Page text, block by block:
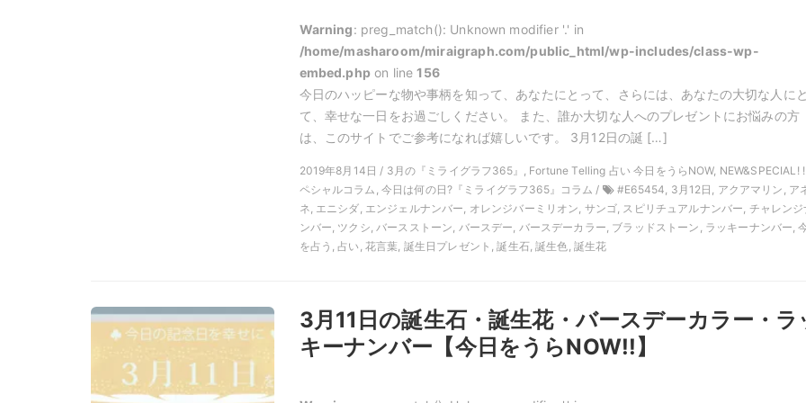
Warning: preg_match(): Unknown modifier '.' in
/home/masharoom/miraigraph.com/public_html/wp-includes/class-wp-
embed.phpon line156
今日のハッピーな物や事柄を知って、あなたにとって、さらには、あなたの大切な人に
て、幸せな一日をお過ごしください。 また、誰か大切な人へのプレゼントにお悩みの方
は、このサイトでご参考になれば嬉しいです。 3月12日の誕 […]
2019年8月14日 / 3月の『ミライグラフ365』, Fortune Telling 占い 今日をうらNOW, NEW&SPECIAL! !
ペシャルコラム, 今日は何の日?『ミライグラフ365』コラム /
#E65454, 3月12日, アクアマリン, ア
ネ, エニシダ, エンジェルナンバー, オレンジバーミリオン, サンゴ, スピリチュアルナンバー, チャレンジ
ンバー, ツクシ, バースストーン, バースデー, バースデーカラー, ブラッドストーン, ラッキーナンバー,
を占う, 占い, 花言葉, 誕生日プレゼント, 誕生石, 誕生色, 誕生花
3月11日の誕生石・誕生花・バースデーカラー・ラ
キーナンバー【今日をうらNOW!!】